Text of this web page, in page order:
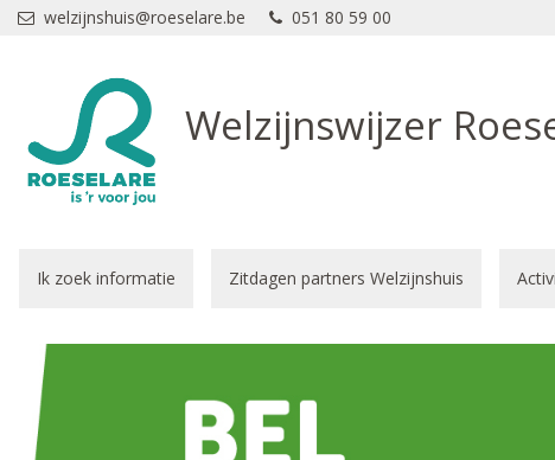
Overslaan en naar de inhoud gaan
welzijnshuis@roeselare.be 051 80 59 00
Welzijnswijzer
Ik zoek informatie Zitdagen partners Welzijnshuis